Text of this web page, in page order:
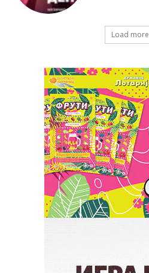
Load more